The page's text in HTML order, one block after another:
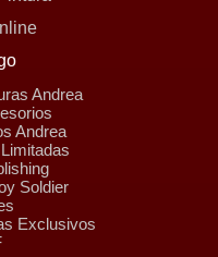
Andrea
Andrea
Soldier
Exclusivos